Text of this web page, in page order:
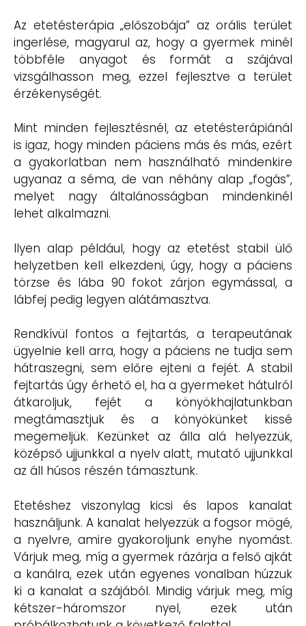
Az etetésterápia „előszobája” az orális terület
ingerlése, magyarul az, hogy a gyermek minél
többféle anyagot és formát a szájával
vizsgálhasson meg, ezzel fejlesztve a terület
érzékenységét.
Mint minden fejlesztésnél, az etetésterápiánál
is igaz, hogy minden páciens más és más, ezért
a gyakorlatban nem használható mindenkire
ugyanaz a séma, de van néhány alap „fogás”,
melyet nagy általánosságban mindenkinél
lehet alkalmazni.
Ilyen alap például, hogy az etetést stabil ülő
helyzetben kell elkezdeni, úgy, hogy a páciens
törzse és lába 90 fokot zárjon egymással, a
lábfej pedig legyen alátámasztva.
Rendkívül fontos a fejtartás, a terapeutának
ügyelnie kell arra, hogy a páciens ne tudja sem
hátraszegni, sem előre ejteni a fejét. A stabil
fejtartás úgy érhető el, ha a gyermeket hátulról
átkaroljuk, fejét a könyökhajlatunkban
megtámasztjuk és a könyökünket kissé
megemeljük. Kezünket az álla alá helyezzük,
középső ujjunkkal a nyelv alatt, mutató ujjunkkal
az áll húsos részén támasztunk.
Etetéshez viszonylag kicsi és lapos kanalat
használjunk. A kanalat helyezzük a fogsor mögé,
a nyelvre, amire gyakoroljunk enyhe nyomást.
Várjuk meg, míg a gyermek rázárja a felső ajkát
a kanálra, ezek után egyenes vonalban húzzuk
ki a kanalat a szájából. Mindig várjuk meg, míg
kétszer-háromszor nyel, ezek után